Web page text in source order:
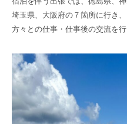
埼玉県、大阪府の７箇所に行き
方々との仕事・仕事後の交流を行